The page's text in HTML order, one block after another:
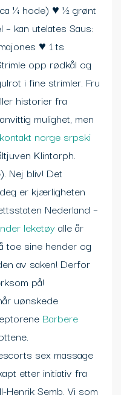
¼ hode) ♥ ½ grønt
kan utelates Saus:
♥ 1 ts
opp rødkål og
i fine strimler. Fru
historier fra
mulighet, men
norge srpski
Klintorph.
Nej bliv! Det
er kjærligheten
Nederland –
leketøyalle år
toe sine hender og
av saken! Derfor
på!
uønskede
Barbere
sex massage
etter initiativ fra
Henrik Semb. Vi som